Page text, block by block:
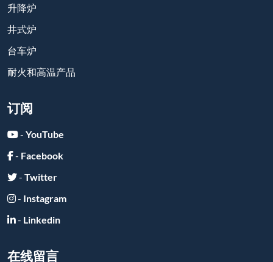
升降炉
井式炉
台车炉
耐火和高温产品
订阅
- YouTube
- Facebook
- Twitter
- Instagram
- Linkedin
在线留言